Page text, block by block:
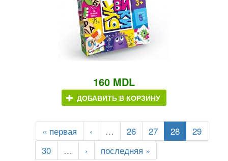
160 MDL
ДОБАВИТЬ В КОРЗИНУ
« первая ‹ … 26 27 28
29
30
… › последняя »